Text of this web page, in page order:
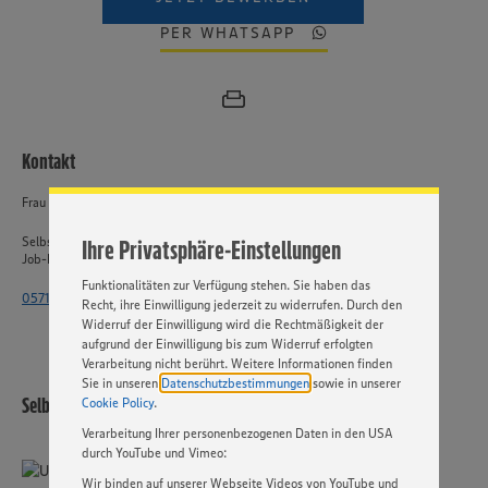
Ihre Privatsphäre-Einstellungen
Wir setzen Cookies und andere Technologien ein, um Ihnen
ein bestmögliches Nutzungserlebnis unserer Website zu
Cookies und anderer Technologien ist freiwillig und kann
„EINSTELLUNGEN ÄNDERN”. Bitte beachten Sie, dass auf
Basis Ihrer Einstellungen ggf. nicht mehr alle
Funktionalitäten zur Verfügung stehen. Sie haben das
Recht, ihre Einwilligung jederzeit zu widerrufen. Durch den
Widerruf der Einwilligung wird die Rechtmäßigkeit der
aufgrund der Einwilligung bis zum Widerruf erfolgten
Verarbeitung nicht berührt. Weitere Informationen finden
Sie in unseren Datenschutzbestimmungen sowie in unserer
Cookie Policy.
Verarbeitung Ihrer personenbezogenen Daten in den USA
durch YouTube und Vimeo:
Wir binden auf unserer Webseite Videos von YouTube und
PER WHATSAPP
Kontakt
Frau Knoop
Selbstständiger Einzelhandel
Job-ID: 61296
0571 - 802 2141
Selbstständiger Einzelhandel